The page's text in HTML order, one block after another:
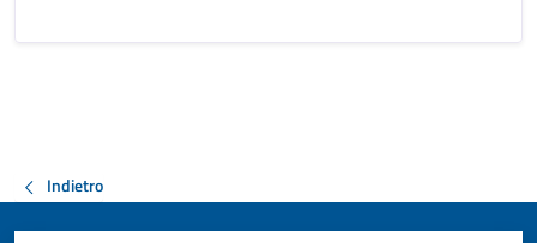
Indietro